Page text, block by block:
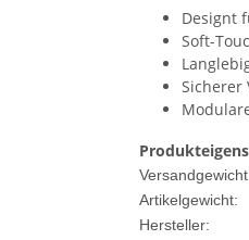
Designt
Soft-
Sicherer
Artikelgewicht:
Hersteller: